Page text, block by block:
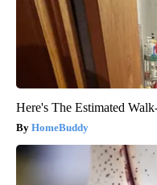
Here's The Estimated
HomeBuddy